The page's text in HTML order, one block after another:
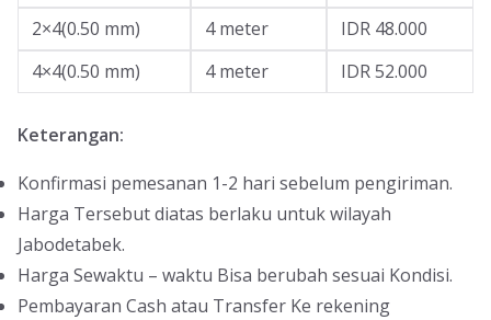
2×4(0.50 mm)
4 meter
IDR 48.000
4×4(0.50 mm)
4 meter IDR 52.000
Keterangan:
Konfirmasi pemesanan 1-2 hari sebelum pengiriman.
Harga Tersebut diatas berlaku untuk wilayah
Jabodetabek.
Harga Sewaktu – waktu Bisa berubah sesuai Kondisi.
Pembayaran Cash atau Transfer Ke rekening